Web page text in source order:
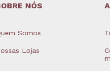
NÓS
Somos
Lojas